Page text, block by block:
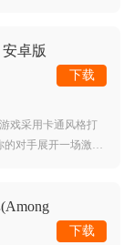
卓版
戏采用卡通风格打
对手展开一场激烈
下载
下载